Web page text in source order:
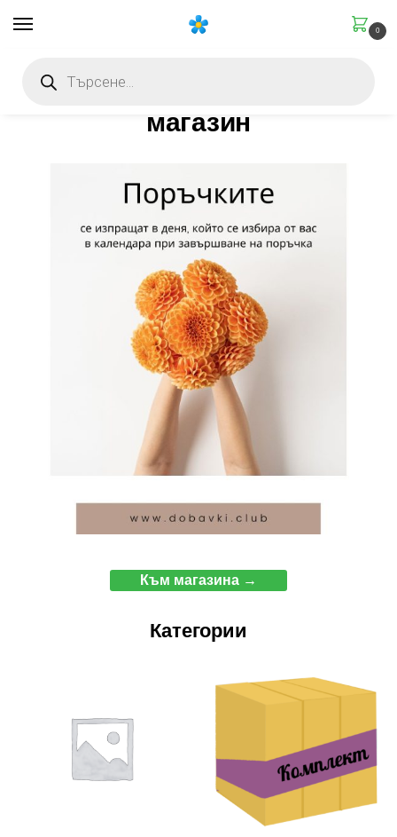
0
Добре дошли в нашият
магазин
Към магазина →
Категории